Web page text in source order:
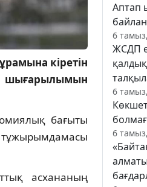
кіретін
бағыты
тұжырымдамасы
асхананың
Аптап
6
ЖСДП
6
6